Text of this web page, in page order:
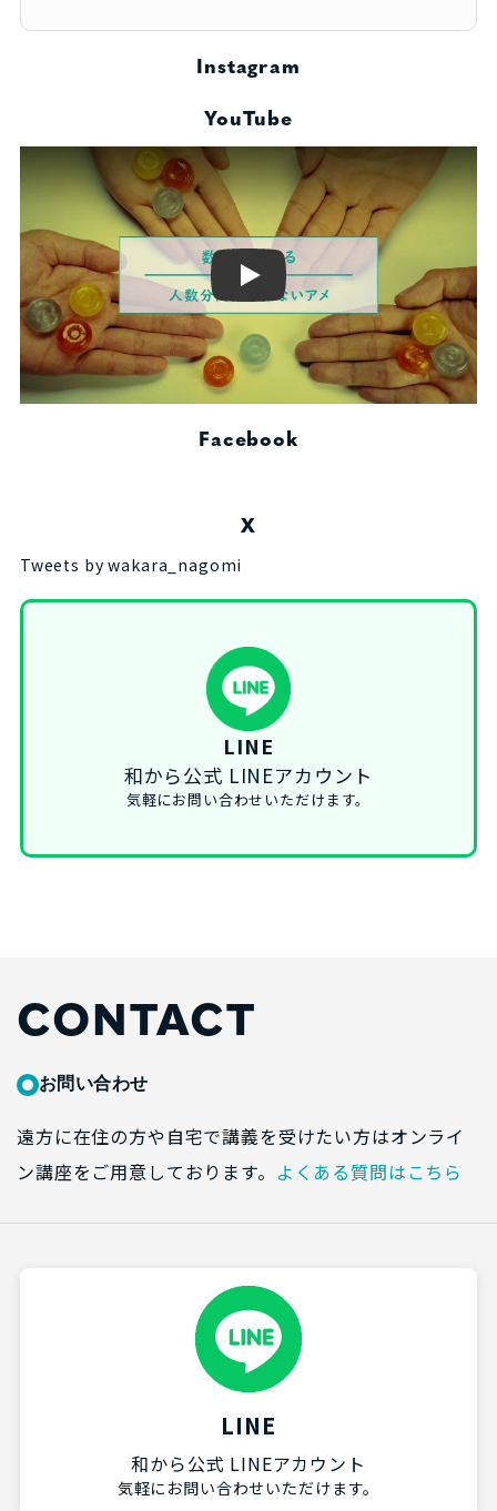
Instagram
YouTube
Play
Facebook
X
Tweets by wakara_nagomi
LINE
和から公式 LINEアカウント
気軽にお問い合わせいただけます。
CONTACT
お問い合わせ
遠方に在住の方や自宅で講義を受けたい方はオンライ
ン講座をご用意しております。 よくある質問はこちら
LINE
和から公式 LINEアカウント
気軽にお問い合わせいただけます。